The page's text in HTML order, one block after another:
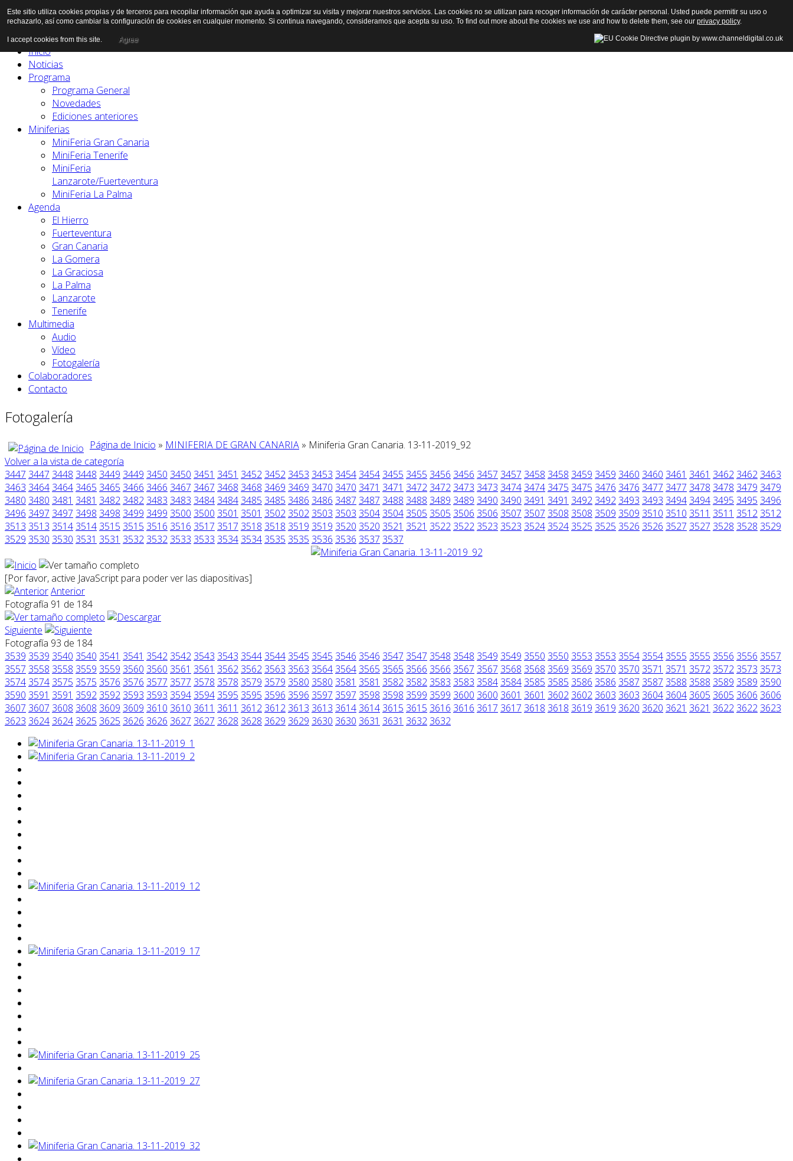
Inicio
Noticias
Programa
Programa General
Novedades
Ediciones anteriores
Miniferias
MiniFeria Gran Canaria
MiniFeria Tenerife
MiniFeria
Lanzarote/Fuerteventura
MiniFeria La Palma
Agenda
El Hierro
Fuerteventura
Gran Canaria
La Gomera
La Graciosa
La Palma
Lanzarote
Tenerife
Multimedia
Audio
Vídeo
Fotogalería
Colaboradores
Contacto
Fotogalería
Página de Inicio » MINIFERIA DE GRAN CANARIA » Miniferia Gran Canaria. 13-11-2019_92
Volver a la vista de categoría
3447 3447 3448 3448 3449 3449 3450 3450 3451 3451 3452 3452 3453 3453 3454 3454 3455 3455 3456 3456 3457 3457 3458 3458 3459 3459 3460 3460 3461 3461 3462 3462 3463
3463 3464 3464 3465 3465 3466 3466 3467 3467 3468 3468 3469 3469 3470 3470 3471 3471 3472 3472 3473 3473 3474 3474 3475 3475 3476 3476 3477 3477 3478 3478 3479 3479
3480 3480 3481 3481 3482 3482 3483 3483 3484 3484 3485 3485 3486 3486 3487 3487 3488 3488 3489 3489 3490 3490 3491 3491 3492 3492 3493 3493 3494 3494 3495 3495 3496
3496 3497 3497 3498 3498 3499 3499 3500 3500 3501 3501 3502 3502 3503 3503 3504 3504 3505 3505 3506 3506 3507 3507 3508 3508 3509 3509 3510 3510 3511 3511 3512 3512
3513 3513 3514 3514 3515 3515 3516 3516 3517 3517 3518 3518 3519 3519 3520 3520 3521 3521 3522 3522 3523 3523 3524 3524 3525 3525 3526 3526 3527 3527 3528 3528 3529
3529 3530 3530 3531 3531 3532 3532 3533 3533 3534 3534 3535 3535 3536 3536 3537 3537
[Por favor, active JavaScript para poder ver las diapositivas]
Anterior
Fotografía 91 de 184
Siguiente
Fotografía 93 de 184
3539 3539 3540 3540 3541 3541 3542 3542 3543 3543 3544 3544 3545 3545 3546 3546 3547 3547 3548 3548 3549 3549 3550 3550 3553 3553 3554 3554 3555 3555 3556 3556 3557
3557 3558 3558 3559 3559 3560 3560 3561 3561 3562 3562 3563 3563 3564 3564 3565 3565 3566 3566 3567 3567 3568 3568 3569 3569 3570 3570 3571 3571 3572 3572 3573 3573
3574 3574 3575 3575 3576 3576 3577 3577 3578 3578 3579 3579 3580 3580 3581 3581 3582 3582 3583 3583 3584 3584 3585 3585 3586 3586 3587 3587 3588 3588 3589 3589 3590
3590 3591 3591 3592 3592 3593 3593 3594 3594 3595 3595 3596 3596 3597 3597 3598 3598 3599 3599 3600 3600 3601 3601 3602 3602 3603 3603 3604 3604 3605 3605 3606 3606
3607 3607 3608 3608 3609 3609 3610 3610 3611 3611 3612 3612 3613 3613 3614 3614 3615 3615 3616 3616 3617 3617 3618 3618 3619 3619 3620 3620 3621 3621 3622 3622 3623
3623 3624 3624 3625 3625 3626 3626 3627 3627 3628 3628 3629 3629 3630 3630 3631 3631 3632 3632
Este sitio utiliza cookies propias y de terceros para recopilar información que ayuda a optimizar su visita y mejorar nuestros servicios. Las cookies no se utilizan para recoger información de carácter personal. Usted puede permitir su uso o
rechazarlo, así como cambiar la configuración de cookies en cualquier momento. Si continua navegando, consideramos que acepta su uso. To find out more about the cookies we use and how to delete them, see our privacy policy.
I accept cookies from this site. Agree